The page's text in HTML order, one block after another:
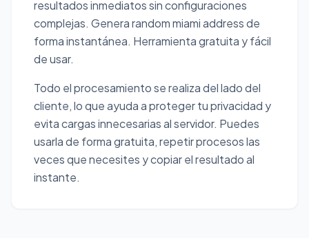
resultados inmediatos sin configuraciones
complejas. Genera random miami address de
forma instantánea. Herramienta gratuita y fácil
de usar.
Todo el procesamiento se realiza del lado del
cliente, lo que ayuda a proteger tu privacidad y
evita cargas innecesarias al servidor. Puedes
usarla de forma gratuita, repetir procesos las
veces que necesites y copiar el resultado al
instante.